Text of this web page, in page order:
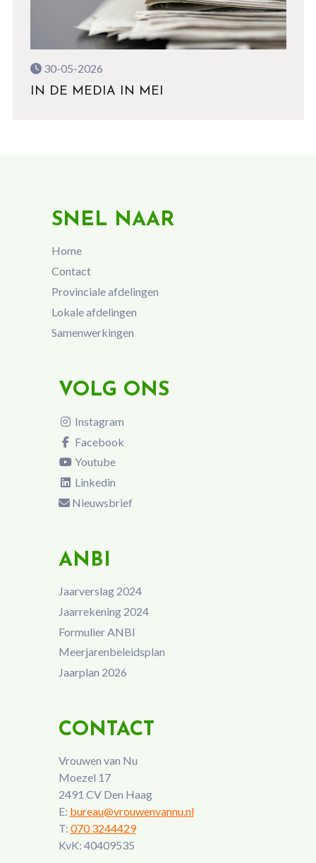
30-05-2026
IN DE MEDIA IN MEI
SNEL NAAR
Home
Contact
Provinciale afdelingen
Lokale afdelingen
Samenwerkingen
VOLG ONS
Instagram
Facebook
Youtube
Linkedin
Nieuwsbrief
ANBI
Jaarverslag 2024
Jaarrekening 2024
Formulier ANBI
Meerjarenbeleidsplan
Jaarplan 2026
CONTACT
Vrouwen van Nu
Moezel 17
2491 CV Den Haag
E: bureau@vrouwenvannu.nl
T: 070 3244429
KvK: 40409535